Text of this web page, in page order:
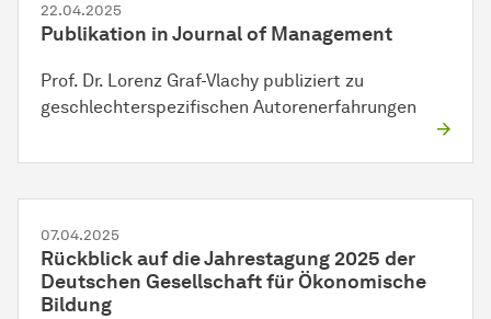
22.04.2025
Publikation in Journal of Management
Prof. Dr. Lorenz Graf-Vlachy publiziert zu
geschlechterspezifischen Autorenerfahrungen
07.04.2025
Rückblick auf die Jahrestagung 2025 der
Deutschen Gesellschaft für Ökonomische
Bildung